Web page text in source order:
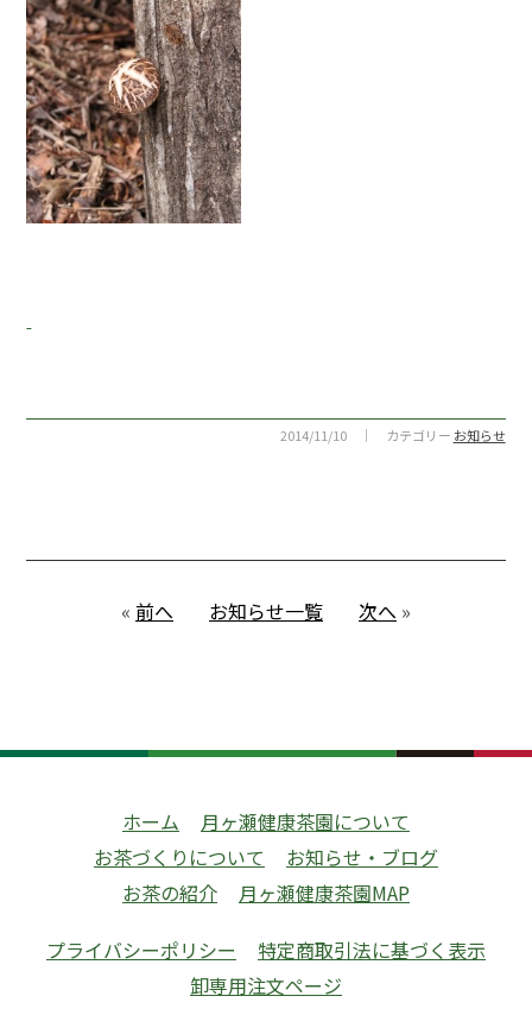
2014/11/10 ｜ カテゴリー お知らせ
« 前へ お知らせ一覧 次へ »
ホーム
月ヶ瀬健康茶園について
お茶づくりについて
お知らせ・ブログ
お茶の紹介
月ヶ瀬健康茶園MAP
プライバシーポリシー
特定商取引法に基づく表示
卸専用注文ページ